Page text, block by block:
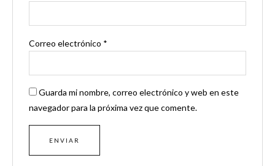
Correo electrónico *
Guarda mi nombre, correo electrónico y web en este
navegador para la próxima vez que comente.